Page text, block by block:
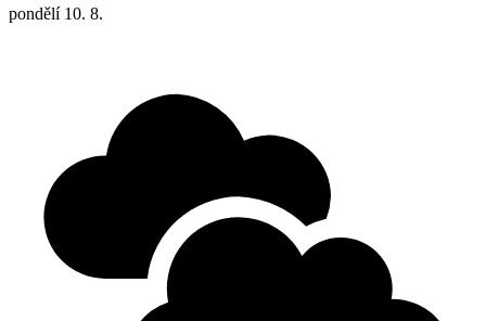
pondělí 10. 8.